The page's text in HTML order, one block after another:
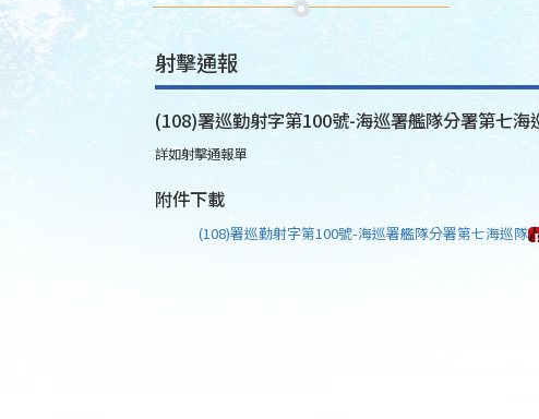
射擊通報
(108)署巡勤射字第100號-海巡署艦隊分署第七海
詳如射擊通報單
附件下載
(108)署巡勤射字第100號-海巡署艦隊分署第七海巡隊